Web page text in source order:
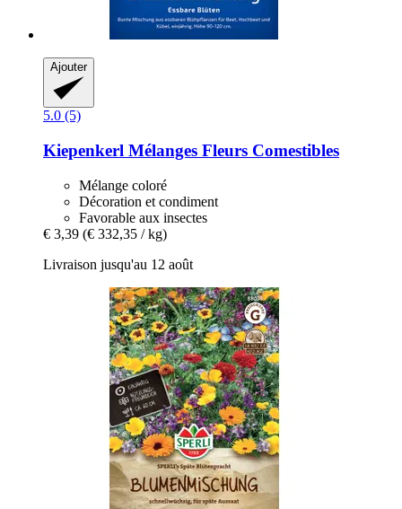
Ajouter
5.0 (5)
Kiepenkerl Mélanges Fleurs Comestibles
Mélange coloré
Décoration et condiment
Favorable aux insectes
€ 3,39 (€ 332,35 / kg)
Livraison jusqu'au 12 août